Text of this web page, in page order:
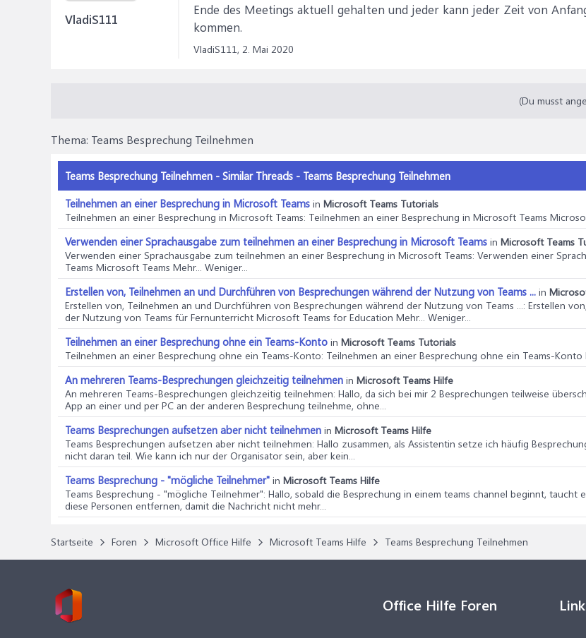
VladiS111
Ende des Meetings aktuell gehalten und jeder kann jeder Zeit von
kommen.
VladiS111, 2. Mai 2020
(Du musst
Thema: Teams Besprechung Teilnehmen
Teams Besprechung Teilnehmen - Similar Threads - Teams Besprechung Teilnehmen
Teilnehmen an einer Besprechung in Microsoft Teams in Microsoft Teams Tutorials
Teilnehmen an einer Besprechung in Microsoft Teams: Teilnehmen an einer Besprechung in Microsoft Teams
Verwenden einer Sprachausgabe zum teilnehmen an einer Besprechung in Microsoft Teams in Microsoft Teams
Verwenden einer Sprachausgabe zum teilnehmen an einer Besprechung in Microsoft Teams: Verwenden einer
Teams Microsoft Teams Mehr... Weniger...
Erstellen von, Teilnehmen an und Durchführen von Besprechungen während der Nutzung von Teams ... in
Erstellen von, Teilnehmen an und Durchführen von Besprechungen während der Nutzung von Teams ...: Erstellen
der Nutzung von Teams für Fernunterricht Microsoft Teams for Education Mehr... Weniger...
Teilnehmen an einer Besprechung ohne ein Teams-Konto in Microsoft Teams Tutorials
Teilnehmen an einer Besprechung ohne ein Teams-Konto: Teilnehmen an einer Besprechung ohne ein Teams-
An mehreren Teams-Besprechungen gleichzeitig teilnehmen in Microsoft Teams Hilfe
An mehreren Teams-Besprechungen gleichzeitig teilnehmen: Hallo, da sich bei mir 2 Besprechungen teilweise
App an einer und per PC an der anderen Besprechung teilnehme, ohne...
Teams Besprechungen aufsetzen aber nicht teilnehmen in Microsoft Teams Hilfe
Teams Besprechungen aufsetzen aber nicht teilnehmen: Hallo zusammen, als Assistentin setze ich häufig
nicht daran teil. Wie kann ich nur der Organisator sein, aber kein...
Teams Besprechung - "mögliche Teilnehmer" in Microsoft Teams Hilfe
Teams Besprechung - "mögliche Teilnehmer": Hallo, sobald die Besprechung in einem teams channel beginnt,
diese Personen entfernen, damit die Nachricht nicht mehr...
Startseite Foren Microsoft Office Hilfe Microsoft Teams Hilfe Teams Besprechung Teilnehmen
Office Hilfe Foren